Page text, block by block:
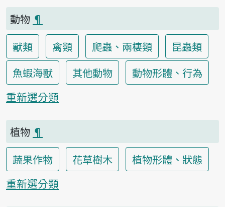
動物 ¶
獸類
禽類 爬蟲、兩棲類
昆蟲類
魚蝦海獸
其他動物
動物形體、行為
重新選分類
植物 ¶
蔬果作物
花草樹木
植物形體、狀態
重新選分類